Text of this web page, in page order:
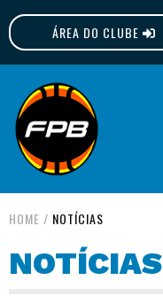
ÁREA DO CLUBE
FPB
HOME / NOTÍCIAS
NOTÍCIAS